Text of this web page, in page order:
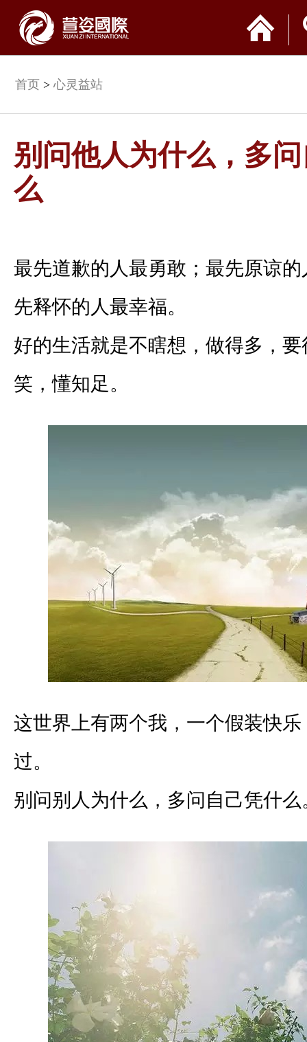
首页 > 心灵益站
别问他人为什么，多
么
最先道歉的人最勇敢；最先原谅
先释怀的人最幸福。
好的生活就是不瞎想，做得多，
笑，懂知足。
这世界上有两个我，一个假装快
过。
别问别人为什么，多问自己凭什么